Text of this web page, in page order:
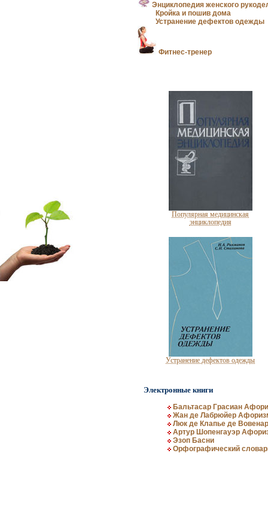
Энциклопедия женского
Кройка и пошив дома
Устранение дефектов одежды
Фитнес-тренер
Популярная медицинская
энциклопедия
Устранение дефектов одежды
Электронные книги
Бальтасар Грасиан
Жан де Лабрюйер
Люк де Клапье де
Артур Шопенгауэр
Эзоп Басни
Орфографический